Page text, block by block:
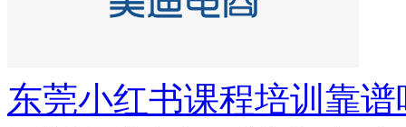
东莞小红书课程培训靠谱